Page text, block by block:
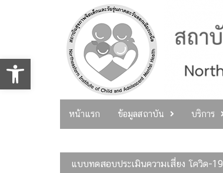
Open toolbar
หน้าแรก ข้อมูลสถาบัน บริการ
แบบทดสอบประเมินความเสี่ยง โควิด-19